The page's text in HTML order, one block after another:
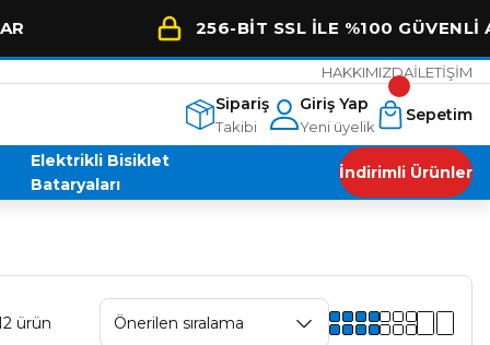
256-BİT SSL İLE %100 GÜVENLİ
HAKKIMIZDAİLETİŞİM
Sipariş
Takibi
Giriş Yap
Yeni üyelik
Sepetim
Elektrikli Bisiklet
Bataryaları
İndirimli Ürünler
ürün